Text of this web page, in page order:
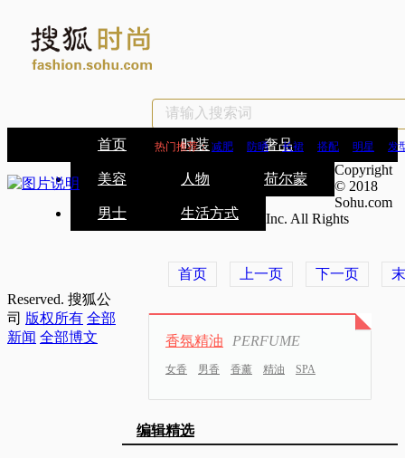
热门推荐： 减肥 防晒 长裙 搭配 明星 发
首页 时装 奢品
美容 人物 荷尔蒙
男士 生活方式
首页 上一页 下一页
香氛精油 PERFUME
女香 男香 香薰 精油 SPA
编辑精选
Copyright
© 2018
Sohu.com
Inc. All Rights
Reserved. 搜狐公
司 版权所有 全部
新闻 全部博文